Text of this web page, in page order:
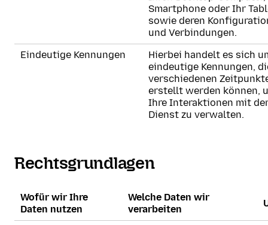
Smartphone oder Ihr
sowie deren
und Verbindungen.
Eindeutige Kennungen
Hierbei handelt es sich
eindeutige Kennungen,
verschiedenen
erstellt werden können,
Ihre Interaktionen mit
Dienst zu verwalten.
Rechtsgrundlagen
Wofür wir Ihre
Daten nutzen
Welche Daten wir
verarbeiten